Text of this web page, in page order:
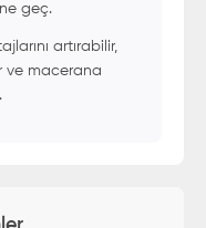
geç.
artırabilir,
ve macerana